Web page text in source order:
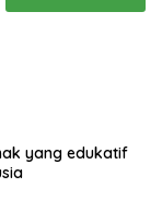
yang edukatif